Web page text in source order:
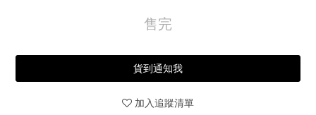
售完
貨到通知我
加入追蹤清單